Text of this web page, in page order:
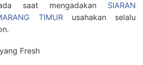
saat mengadakan SIARAN
TIMURusahakan selalu
Fresh